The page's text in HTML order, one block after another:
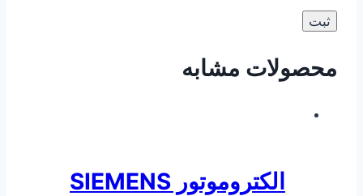
محصولات مشابه
الکتروموتور SIEMENS